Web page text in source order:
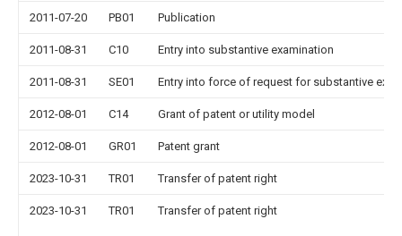
2011-07-20 PB01 Publication
2011-08-31 C10 Entry into substantive examination
2011-08-31 SE01 Entry into force of request for substantive
2012-08-01 C14 Grant of patent or utility model
2012-08-01 GR01 Patent grant
2023-10-31 TR01 Transfer of patent right
2023-10-31 TR01 Transfer of patent right